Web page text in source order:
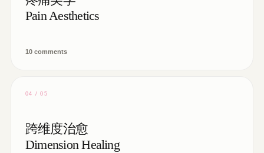
Pain Aesthetics
10 comments
04 / 05
跨维度治愈
Dimension Healing